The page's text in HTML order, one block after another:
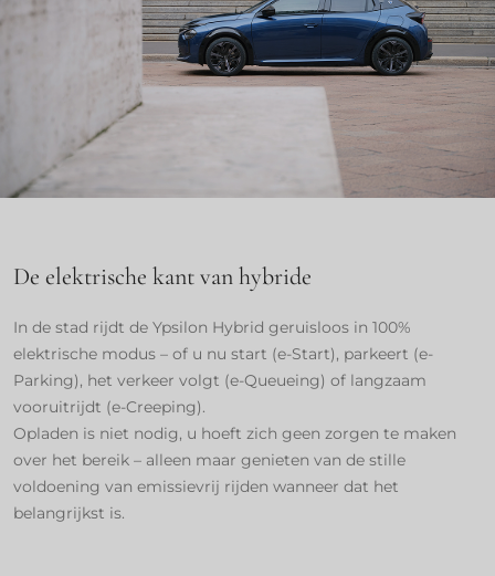
De elektrische kant van hybride
In de stad rijdt de Ypsilon Hybrid geruisloos in 100%
elektrische modus – of u nu start (e-Start), parkeert (e-
Parking), het verkeer volgt (e-Queueing) of langzaam
vooruitrijdt (e-Creeping).
Opladen is niet nodig, u hoeft zich geen zorgen te maken
over het bereik – alleen maar genieten van de stille
voldoening van emissievrij rijden wanneer dat het
belangrijkst is.